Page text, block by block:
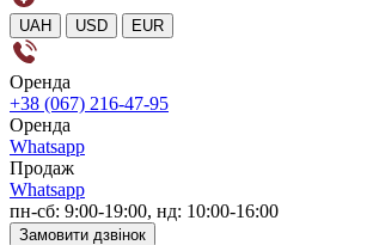
UAH USD EUR
Оренда
+38 (067) 216-47-95
Оренда
Whatsapp
Продаж
Whatsapp
пн-сб: 9:00-19:00, нд: 10:00-16:00
Замовити дзвінок